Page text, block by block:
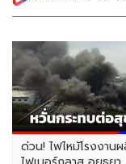
ด่วน! ไฟไหม้โรงงาน